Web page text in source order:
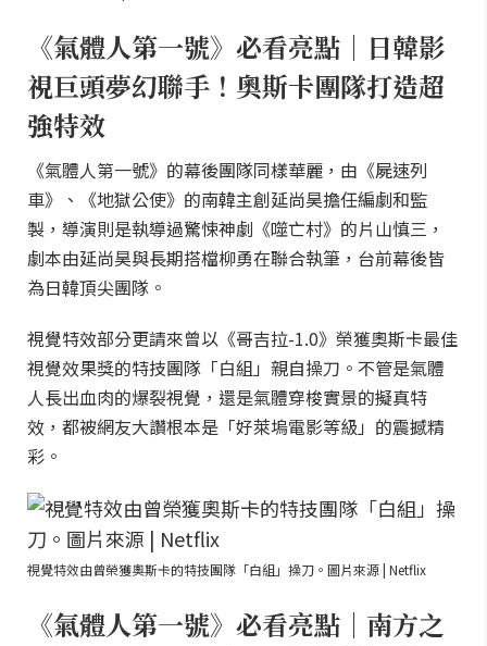
《氣體人第一號》必看亮點｜日韓影
視巨頭夢幻聯手！奧斯卡團隊打造超
強特效
《氣體人第一號》的幕後團隊同樣華麗，由《屍速列
車》、《地獄公使》的南韓主創延尚昊擔任編劇和監
製，導演則是執導過驚悚神劇《噬亡村》的片山慎三，
劇本由延尚昊與長期搭檔柳勇在聯合執筆，台前幕後皆
為日韓頂尖團隊。
視覺特效部分更請來曾以《哥吉拉-1.0》榮獲奧斯卡最佳
視覺效果獎的特技團隊「白組」親自操刀。不管是氣體
人長出血肉的爆裂視覺，還是氣體穿梭實景的擬真特
效，都被網友大讚根本是「好萊塢電影等級」的震撼精
彩。
視覺特效由曾榮獲奧斯卡的特技團隊「白組」操刀。圖片來源 | Netflix
《氣體人第一號》必看亮點｜南方之